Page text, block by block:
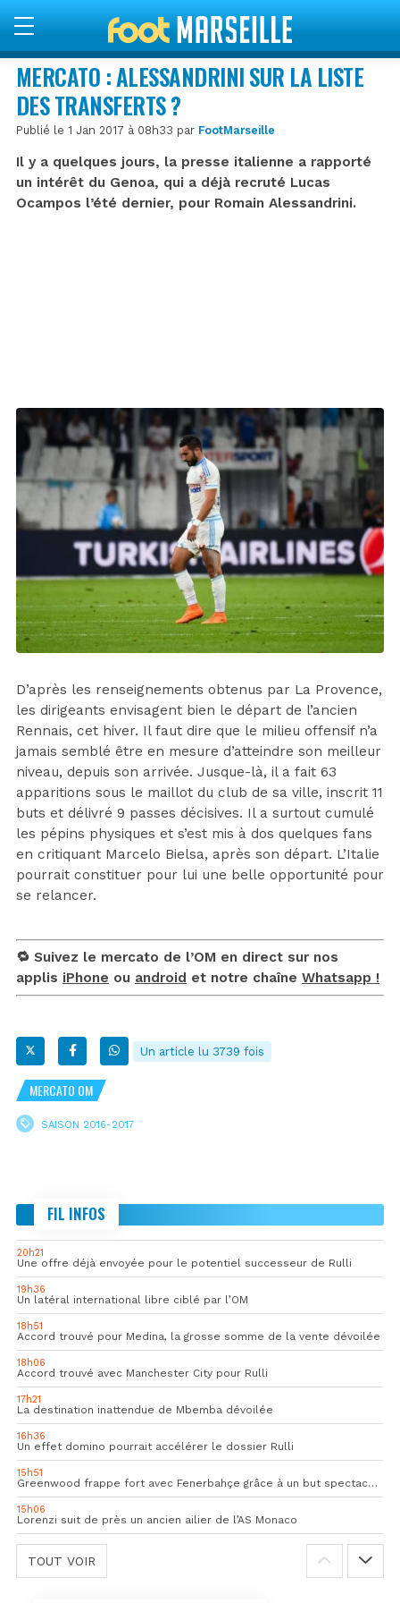
MERCATO : ALESSANDRINI SUR LA LISTE
DES TRANSFERTS ?
Publié le 1 Jan 2017 à 08h33 par FootMarseille
Il y a quelques jours, la presse italienne a rapporté
un intérêt du Genoa, qui a déjà recruté Lucas
Ocampos l’été dernier, pour Romain Alessandrini.
D’après les renseignements obtenus par La Provence,
les dirigeants envisagent bien le départ de l’ancien
Rennais, cet hiver. Il faut dire que le milieu offensif n’a
jamais semblé être en mesure d’atteindre son meilleur
niveau, depuis son arrivée. Jusque-là, il a fait 63
apparitions sous le maillot du club de sa ville, inscrit 11
buts et délivré 9 passes décisives. Il a surtout cumulé
les pépins physiques et s’est mis à dos quelques fans
en critiquant Marcelo Bielsa, après son départ. L’Italie
pourrait constituer pour lui une belle opportunité pour
se relancer.
🔁 Suivez le mercato de l’OM en direct sur nos
applis iPhone ou android et notre chaîne Whatsapp !
Un article lu 3739 fois
MERCATO OM
SAISON 2016-2017
FIL INFOS
20h21
Une offre déjà envoyée pour le potentiel successeur de Rulli
19h36
Un latéral international libre ciblé par l’OM
18h51
Accord trouvé pour Medina, la grosse somme de la vente dévoilée
18h06
Accord trouvé avec Manchester City pour Rulli
17h21
La destination inattendue de Mbemba dévoilée
16h36
Un effet domino pourrait accélérer le dossier Rulli
15h51
Greenwood frappe fort avec Fenerbahçe grâce à un but spectaculaire
15h06
Lorenzi suit de près un ancien ailier de l’AS Monaco
TOUT VOIR